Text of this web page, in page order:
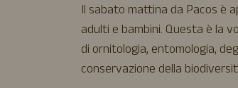
Il sabato mattina da Pacos è
adulti e bambini. Questa è la
di ornitologia, entomologia,
conservazione della